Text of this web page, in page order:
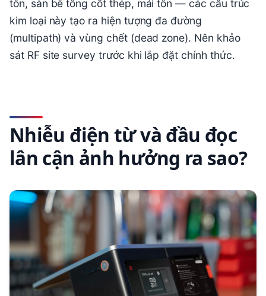
tôn, sàn bê tông cốt thép, mái tôn — các cấu trúc
kim loại này tạo ra hiện tượng đa đường
(multipath) và vùng chết (dead zone). Nên khảo
sát RF site survey trước khi lắp đặt chính thức.
Nhiễu điện từ và đầu đọc
lân cận ảnh hưởng ra sao?